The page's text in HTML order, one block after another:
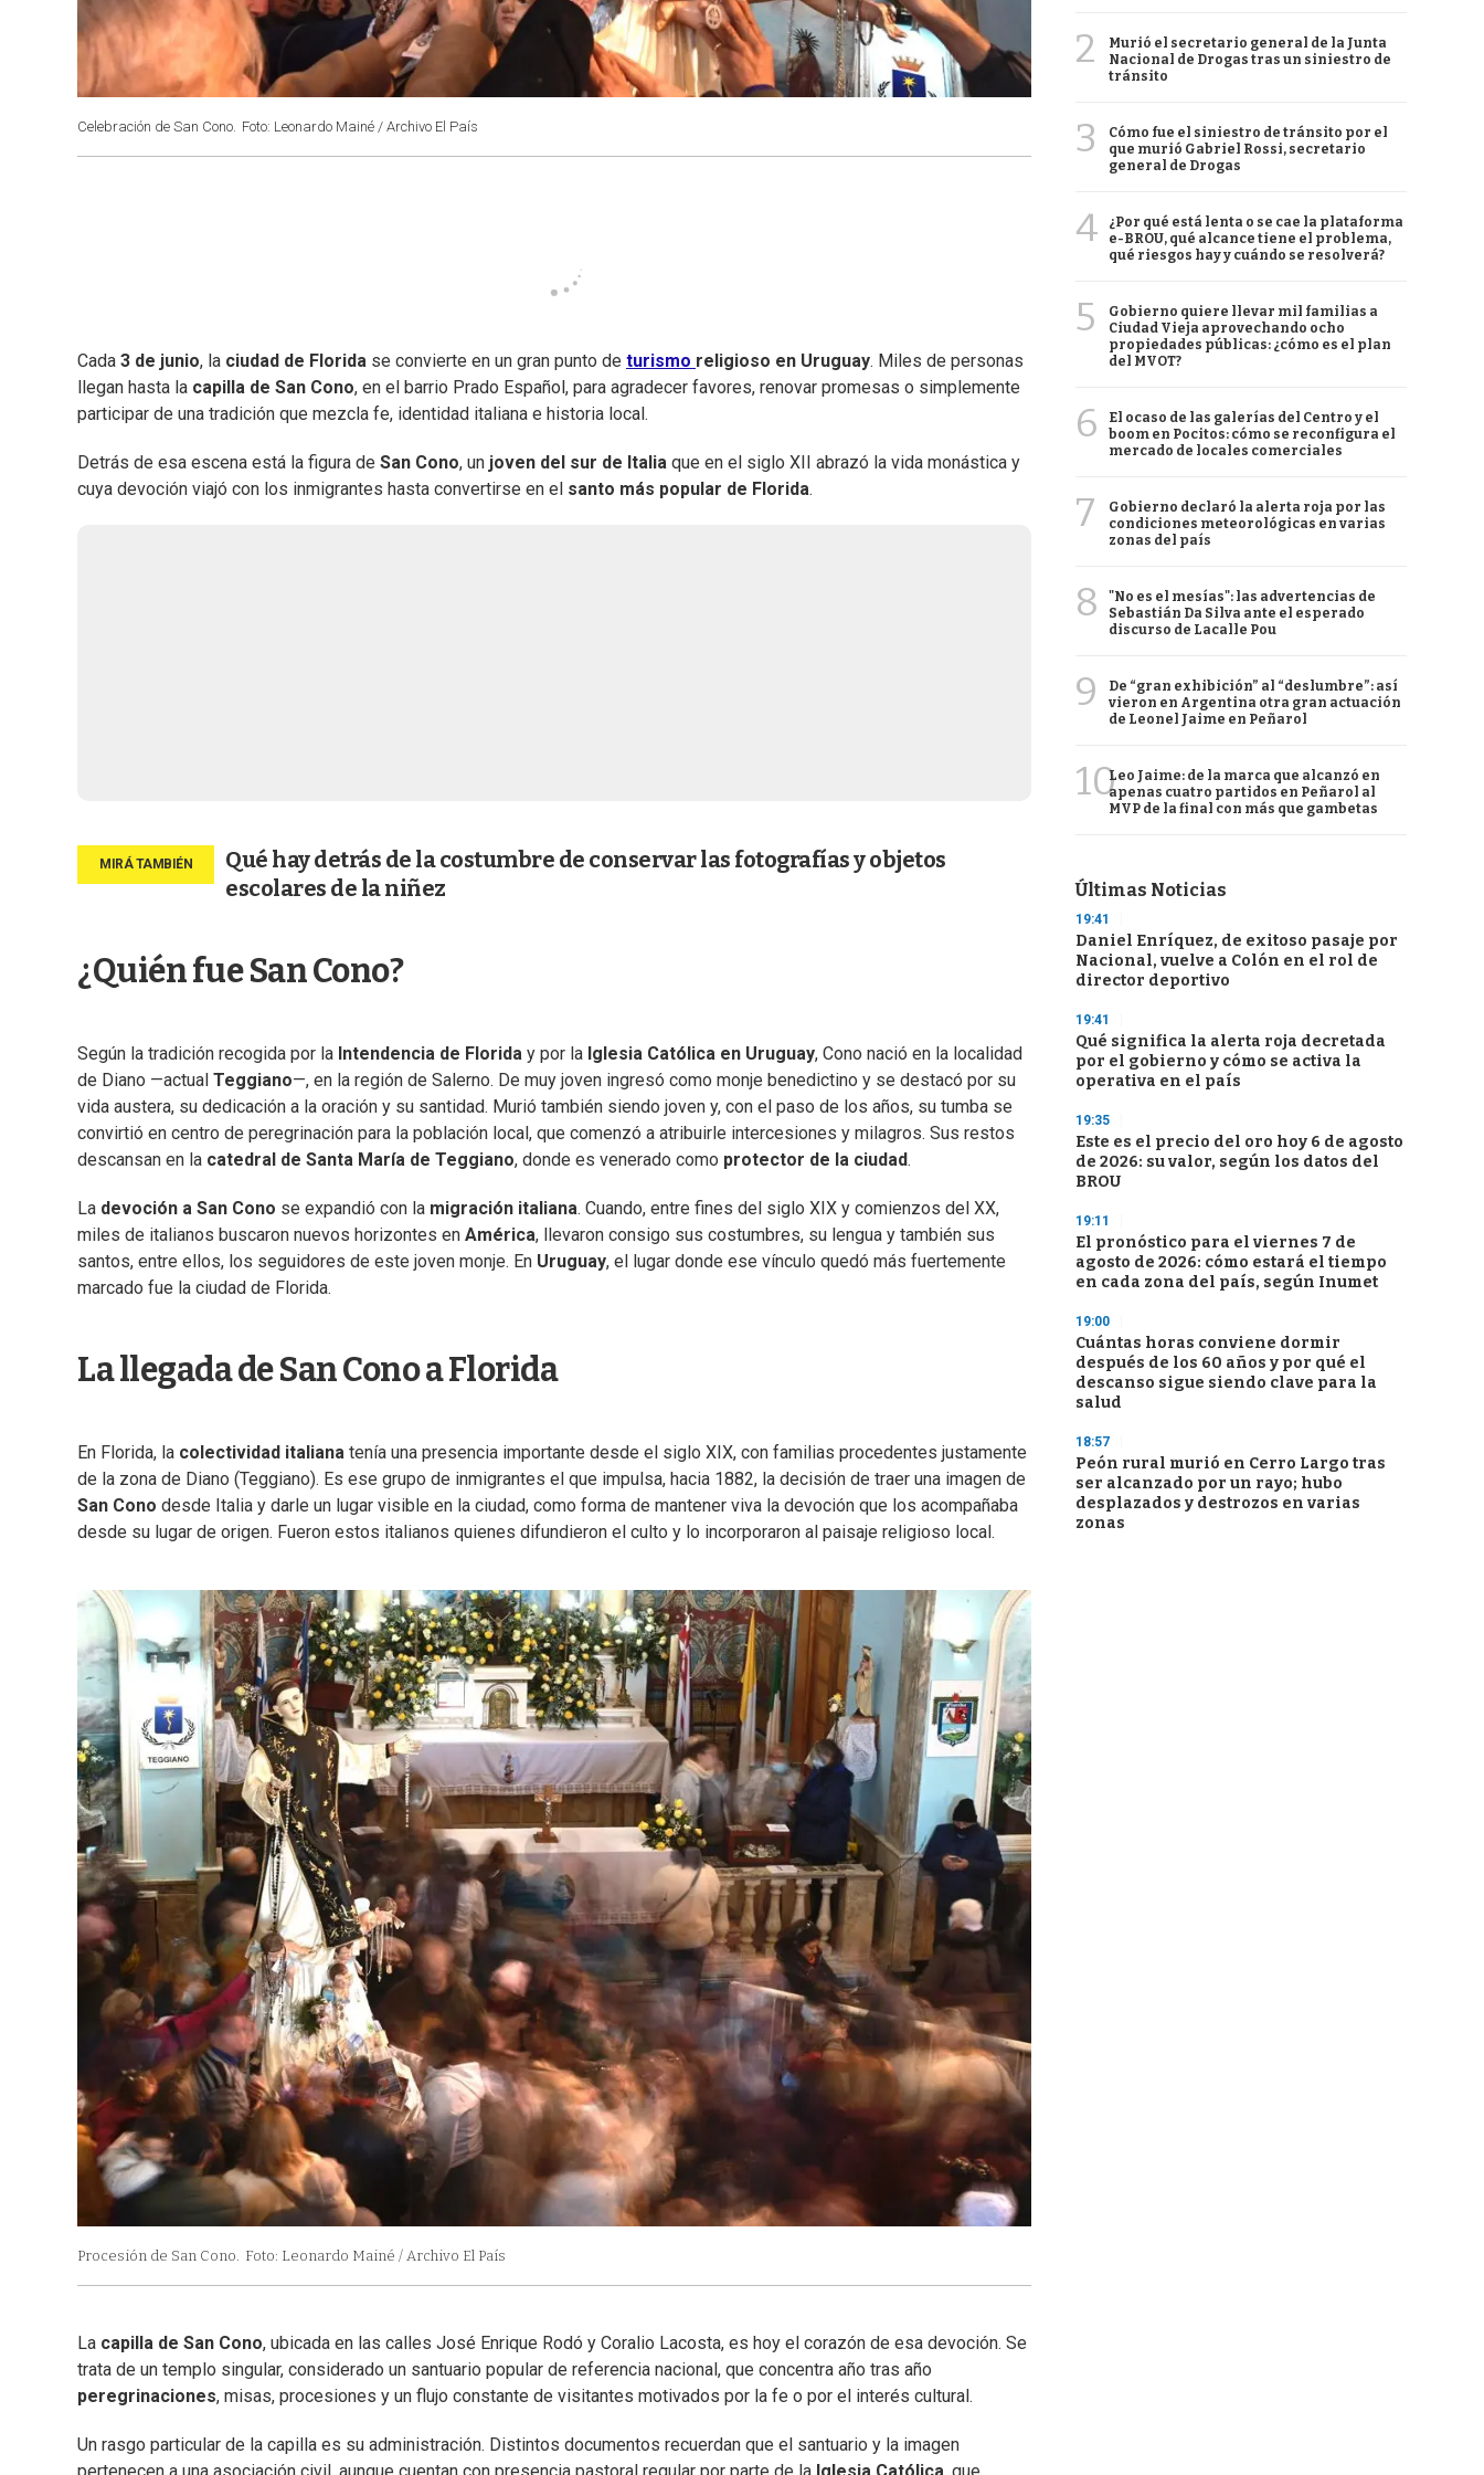
Celebración de San Cono. Foto: Leonardo Mainé / Archivo El País
Cada 3 de junio, la ciudad de Florida se convierte en un gran punto de turismo religioso en Uruguay. Miles de personas
llegan hasta la capilla de San Cono, en el barrio Prado Español, para agradecer favores, renovar promesas o simplemente
participar de una tradición que mezcla fe, identidad italiana e historia local.
Detrás de esa escena está la figura de San Cono, un joven del sur de Italia que en el siglo XII abrazó la vida monástica y
cuya devoción viajó con los inmigrantes hasta convertirse en el santo más popular de Florida.
Qué hay detrás de la costumbre de conservar las fotografías y objetos
escolares de la niñez
¿Quién fue San Cono?
Según la tradición recogida por la Intendencia de Florida y por la Iglesia Católica en Uruguay, Cono nació en la localidad
de Diano —actual Teggiano—, en la región de Salerno. De muy joven ingresó como monje benedictino y se destacó por su
vida austera, su dedicación a la oración y su santidad. Murió también siendo joven y, con el paso de los años, su tumba se
convirtió en centro de peregrinación para la población local, que comenzó a atribuirle intercesiones y milagros. Sus restos
descansan en la catedral de Santa María de Teggiano, donde es venerado como protector de la ciudad.
La devoción a San Cono se expandió con la migración italiana. Cuando, entre fines del siglo XIX y comienzos del XX,
miles de italianos buscaron nuevos horizontes en América, llevaron consigo sus costumbres, su lengua y también sus
santos, entre ellos, los seguidores de este joven monje. En Uruguay, el lugar donde ese vínculo quedó más fuertemente
marcado fue la ciudad de Florida.
La llegada de San Cono a Florida
En Florida, la colectividad italiana tenía una presencia importante desde el siglo XIX, con familias procedentes justamente
de la zona de Diano (Teggiano). Es ese grupo de inmigrantes el que impulsa, hacia 1882, la decisión de traer una imagen de
San Cono desde Italia y darle un lugar visible en la ciudad, como forma de mantener viva la devoción que los acompañaba
desde su lugar de origen. Fueron estos italianos quienes difundieron el culto y lo incorporaron al paisaje religioso local.
Procesión de San Cono. Foto: Leonardo Mainé / Archivo El País
La capilla de San Cono, ubicada en las calles José Enrique Rodó y Coralio Lacosta, es hoy el corazón de esa devoción. Se
trata de un templo singular, considerado un santuario popular de referencia nacional, que concentra año tras año
peregrinaciones, misas, procesiones y un flujo constante de visitantes motivados por la fe o por el interés cultural.
Un rasgo particular de la capilla es su administración. Distintos documentos recuerdan que el santuario y la imagen
2
Murió el secretario general de la Junta
Nacional de Drogas tras un siniestro de
tránsito
3
Cómo fue el siniestro de tránsito por el
que murió Gabriel Rossi, secretario
general de Drogas
4
¿Por qué está lenta o se cae la plataforma
e-BROU, qué alcance tiene el problema,
qué riesgos hay y cuándo se resolverá?
5
Gobierno quiere llevar mil familias a
Ciudad Vieja aprovechando ocho
propiedades públicas: ¿cómo es el plan
del MVOT?
6
El ocaso de las galerías del Centro y el
boom en Pocitos: cómo se reconfigura el
mercado de locales comerciales
7
Gobierno declaró la alerta roja por las
condiciones meteorológicas en varias
zonas del país
8
"No es el mesías": las advertencias de
Sebastián Da Silva ante el esperado
discurso de Lacalle Pou
9
De “gran exhibición” al “deslumbre”: así
vieron en Argentina otra gran actuación
de Leonel Jaime en Peñarol
10Leo Jaime: de la marca que alcanzó en
apenas cuatro partidos en Peñarol al
MVP de la final con más que gambetas
Últimas Noticias
19:41
Daniel Enríquez, de exitoso pasaje por
Nacional, vuelve a Colón en el rol de
director deportivo
19:41
Qué significa la alerta roja decretada
por el gobierno y cómo se activa la
operativa en el país
19:35
Este es el precio del oro hoy 6 de agosto
de 2026: su valor, según los datos del
BROU
19:11
El pronóstico para el viernes 7 de
agosto de 2026: cómo estará el tiempo
en cada zona del país, según Inumet
19:00
Cuántas horas conviene dormir
después de los 60 años y por qué el
descanso sigue siendo clave para la
salud
18:57
Peón rural murió en Cerro Largo tras
ser alcanzado por un rayo; hubo
desplazados y destrozos en varias
zonas